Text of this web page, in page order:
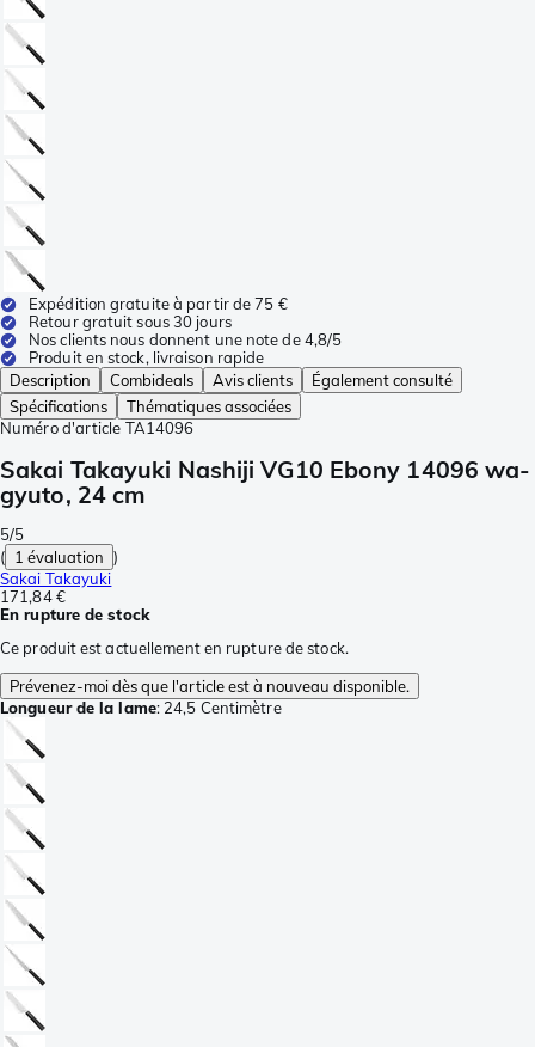
Expédition gratuite à partir de 75 €
Retour gratuit sous 30 jours
Nos clients nous donnent une note de 4,8/5
Produit en stock, livraison rapide
Description
Combideals Avis clients
Également consulté
Spécifications
Thématiques associées
Numéro d'article TA14096
Sakai Takayuki Nashiji VG10 Ebony 14096 wa-
gyuto, 24 cm
5/5
( 1 évaluation )
Sakai Takayuki
171,84 €
En rupture de stock
Ce produit est actuellement en rupture de stock.
Prévenez-moi dès que l'article est à nouveau disponible.
Longueur de la lame: 24,5 Centimètre